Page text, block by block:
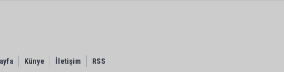
Künye İletişim RSS